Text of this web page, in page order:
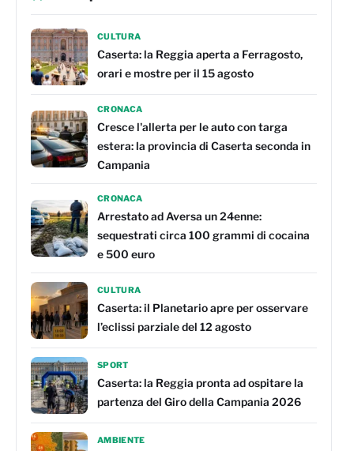
CULTURA
Caserta: la Reggia aperta a Ferragosto,
orari e mostre per il 15 agosto
CRONACA
Cresce l'allerta per le auto con targa
estera: la provincia di Caserta seconda in
Campania
CRONACA
Arrestato ad Aversa un 24enne:
sequestrati circa 100 grammi di cocaina
e 500 euro
CULTURA
Caserta: il Planetario apre per osservare
l’eclissi parziale del 12 agosto
SPORT
Caserta: la Reggia pronta ad ospitare la
partenza del Giro della Campania 2026
AMBIENTE